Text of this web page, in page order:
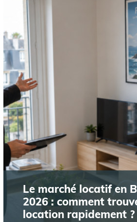
Le marché locatif en
2026 : comment
location rapidement ?